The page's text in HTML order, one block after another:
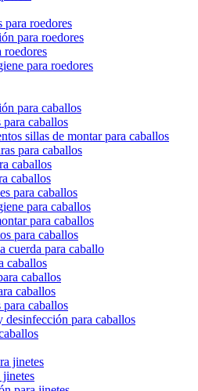
para roedores
para roedores
roedores
para roedores
para caballos
para caballos
sillas de montar para caballos
para caballos
caballos
caballos
para caballos
para caballos
para caballos
para caballos
cuerda para caballo
caballos
caballos
caballos
para caballos
desinfección para caballos
jinetes
jinetes